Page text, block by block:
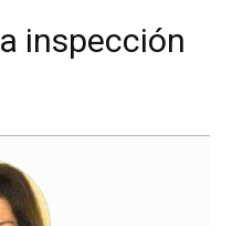
inspección